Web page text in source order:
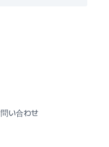
い合わせ